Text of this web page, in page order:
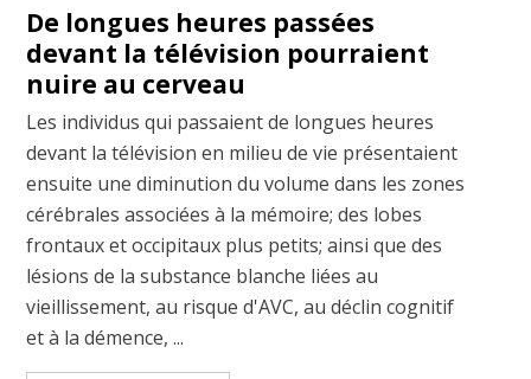
De longues heures passées
devant la télévision pourraient
nuire au cerveau
Les individus qui passaient de longues heures
devant la télévision en milieu de vie présentaient
ensuite une diminution du volume dans les zones
cérébrales associées à la mémoire; des lobes
frontaux et occipitaux plus petits; ainsi que des
lésions de la substance blanche liées au
vieillissement, au risque d'AVC, au déclin cognitif
et à la démence, ...